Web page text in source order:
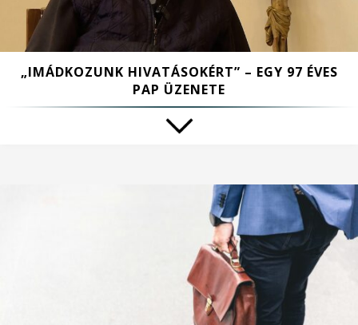
„IMÁDKOZUNK HIVATÁSOKÉRT” – EGY 97 ÉVES
PAP ÜZENETE